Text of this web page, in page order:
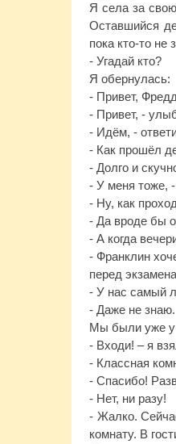
Я села за
Оставшийся
пока кто-то не
- Угадай кто?
Я обернулась:
- Привет,
- Привет, -
- Идём, -
- Как прошёл
- Долго и
- У меня тоже,
- Ну, как
- Да вроде бы
- А когда
- Франклин
перед
- У нас самый
- Даже не знаю.
Мы были уже у
- Входи! – я
- Классная
- Спасибо!
- Нет, ни разу!
- Жалко.
комнату. В